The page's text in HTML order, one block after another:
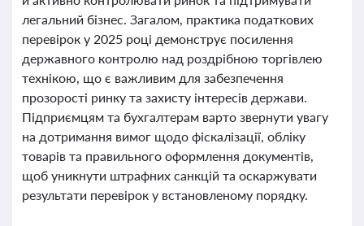
легальний бізнес. Загалом, практика податкових
перевірок у 2025 році демонструє посилення
державного контролю над роздрібною торгівлею
технікою, що є важливим для забезпечення
прозорості ринку та захисту інтересів держави.
Підприємцям та бухгалтерам варто звернути увагу
на дотримання вимог щодо фіскалізації, обліку
товарів та правильного оформлення документів,
щоб уникнути штрафних санкцій та оскаржувати
результати перевірок у встановленому порядку.